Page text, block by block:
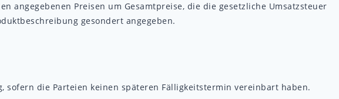
angegebenen Preisen um Gesamtpreise, die die gesetzliche Umsatzsteuer
gesondert angegeben.
sofern die Parteien keinen späteren Fälligkeitstermin vereinbart haben.